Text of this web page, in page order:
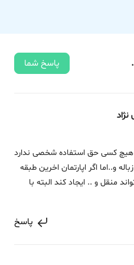
پاسخ شما
کسی حق استفاده شخصی ندارد
و..اما اگر اپارتمان اخرین طبقه
منقل و .. ایجاد کند البته با
پاسخ